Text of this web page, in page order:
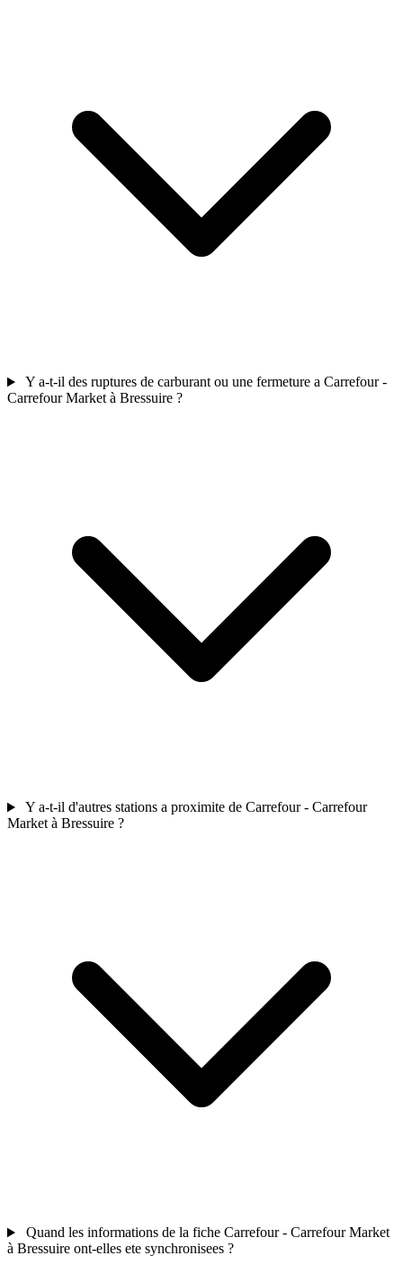
Y a-t-il des ruptures de carburant ou une fermeture a Carrefour -
Carrefour Market à Bressuire ?
Y a-t-il d'autres stations a proximite de Carrefour - Carrefour
Market à Bressuire ?
Quand les informations de la fiche Carrefour - Carrefour Market
à Bressuire ont-elles ete synchronisees ?